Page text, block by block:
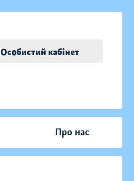
Особистий кабінет
Про нас